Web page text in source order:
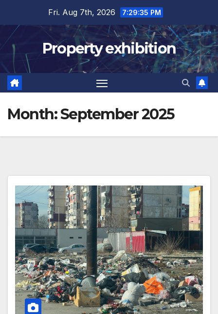
content
Fri. Aug 7th, 2026 7:29:36 PM
Property exhibition
Month:September 2025